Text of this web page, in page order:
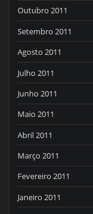
Outubro 2011
Setembro 2011
Agosto 2011
Julho 2011
Junho 2011
Maio 2011
Abril 2011
Março 2011
Fevereiro 2011
Janeiro 2011